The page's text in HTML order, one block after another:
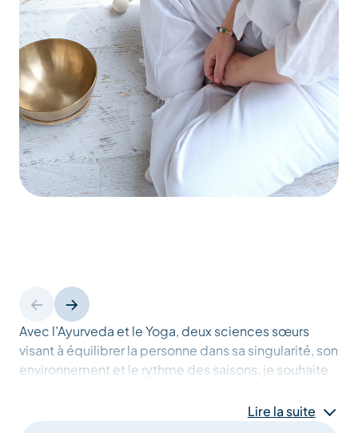
Avec l’Ayurveda et le Yoga, deux sciences sœurs
visant à équilibrer la personne dans sa singularité, son
environnement et le rythme des saisons, je souhaite
et vous guider de façon globale dans le bien-être du
Lire la suite